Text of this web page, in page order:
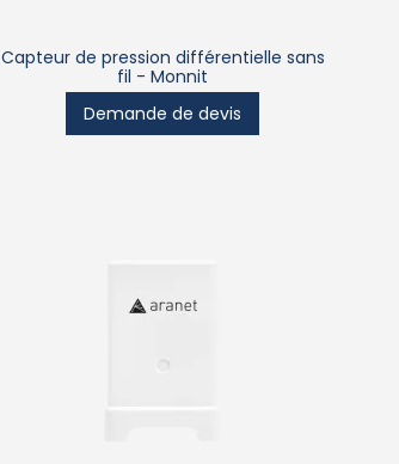
Capteur de pression différentielle sans
fil - Monnit
Demande de devis